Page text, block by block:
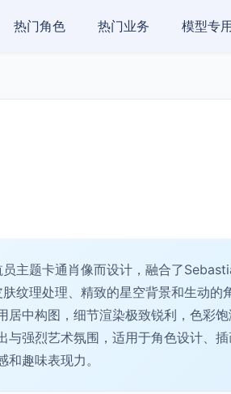
热门角色 热门业务 模型专
主题卡通肖像而设计，融合了
纹理处理、精致的星空背景和生动的
中构图，细节渲染极致锐利，色彩
强烈艺术氛围，适用于角色设计、
趣味表现力。